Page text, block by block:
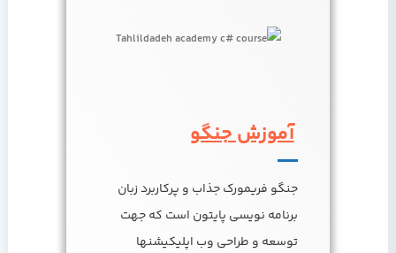
آموزش جنگو
جنگو فریمورک جذاب و پرکاربرد زبان
برنامه نویسی پایتون است که جهت
توسعه و طراحی وب اپلیکیشنها